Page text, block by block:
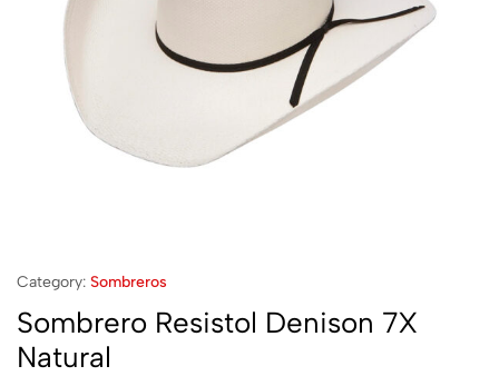
Category: Sombreros
Sombrero Resistol Denison 7X
Natural